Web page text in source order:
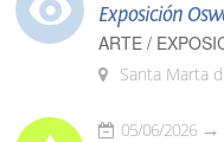
Exposición
ARTE /
Santa Marta
05/06/2026